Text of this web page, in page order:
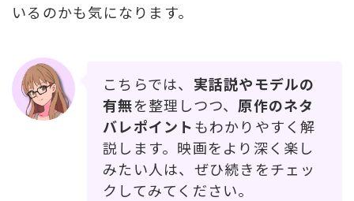
いるのかも気になります。
こちらでは、 実話説やモデルの
有無を整理しつつ、 原作のネタ
バレポイントもわかりやすく解
説します。映画をより深く楽し
みたい人は、ぜひ続きをチェッ
クしてみてください。